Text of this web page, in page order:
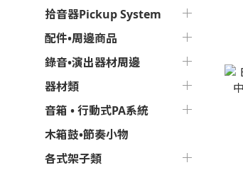
拾音器Pickup System
配件•周邊商品
錄音•演出器材周邊
器材類
音箱 • 行動式PA系統
木箱鼓•節奏小物
各式架子類